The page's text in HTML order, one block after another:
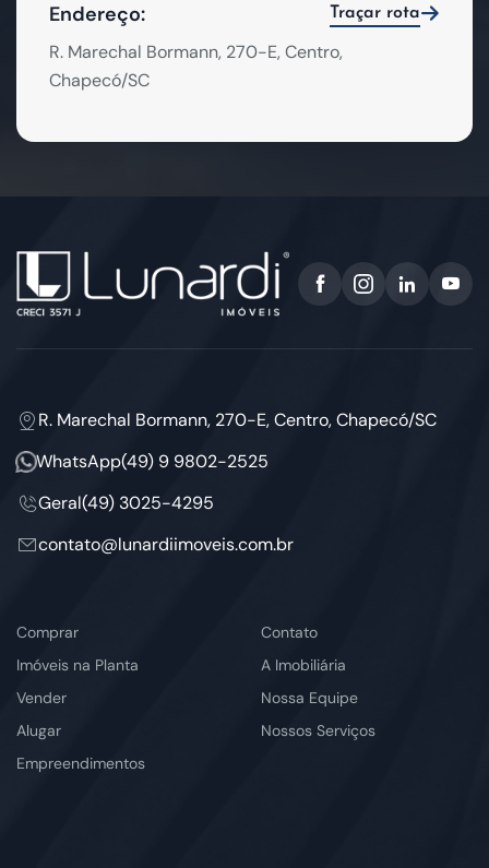
Endereço: Traçar rota
R. Marechal Bormann, 270-E, Centro,
Chapecó/SC
R. Marechal Bormann, 270-E, Centro, Chapecó/SC
WhatsApp(49) 9 9802-2525
Geral(49) 3025-4295
contato@lunardiimoveis.com.br
Comprar
Imóveis na Planta
Vender
Alugar
Empreendimentos
Contato
A Imobiliária
Nossa Equipe
Nossos Serviços